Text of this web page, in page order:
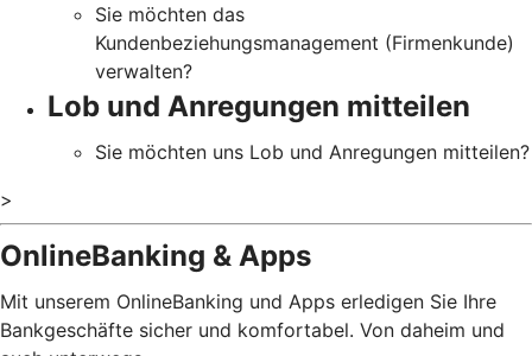
Sie möchten das
Kundenbeziehungsmanagement (Firmenkunde)
verwalten?
Lob und Anregungen mitteilen
Sie möchten uns Lob und Anregungen mitteilen?
>
OnlineBanking & Apps
Mit unserem OnlineBanking und Apps erledigen Sie Ihre
Bankgeschäfte sicher und komfortabel. Von daheim und